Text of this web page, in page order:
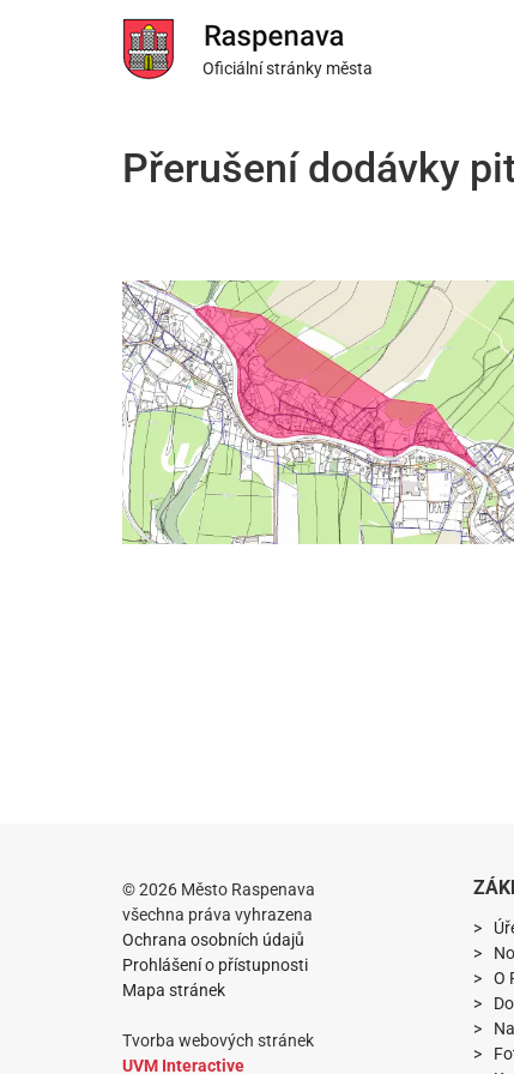
Oficiální stránky města
Přerušení dodávky
© 2026 Město Raspenava
všechna práva vyhrazena
Ochrana osobních údajů
Prohlášení o přístupnosti
Mapa stránek
Tvorba webových stránek
UVM Interactive
O